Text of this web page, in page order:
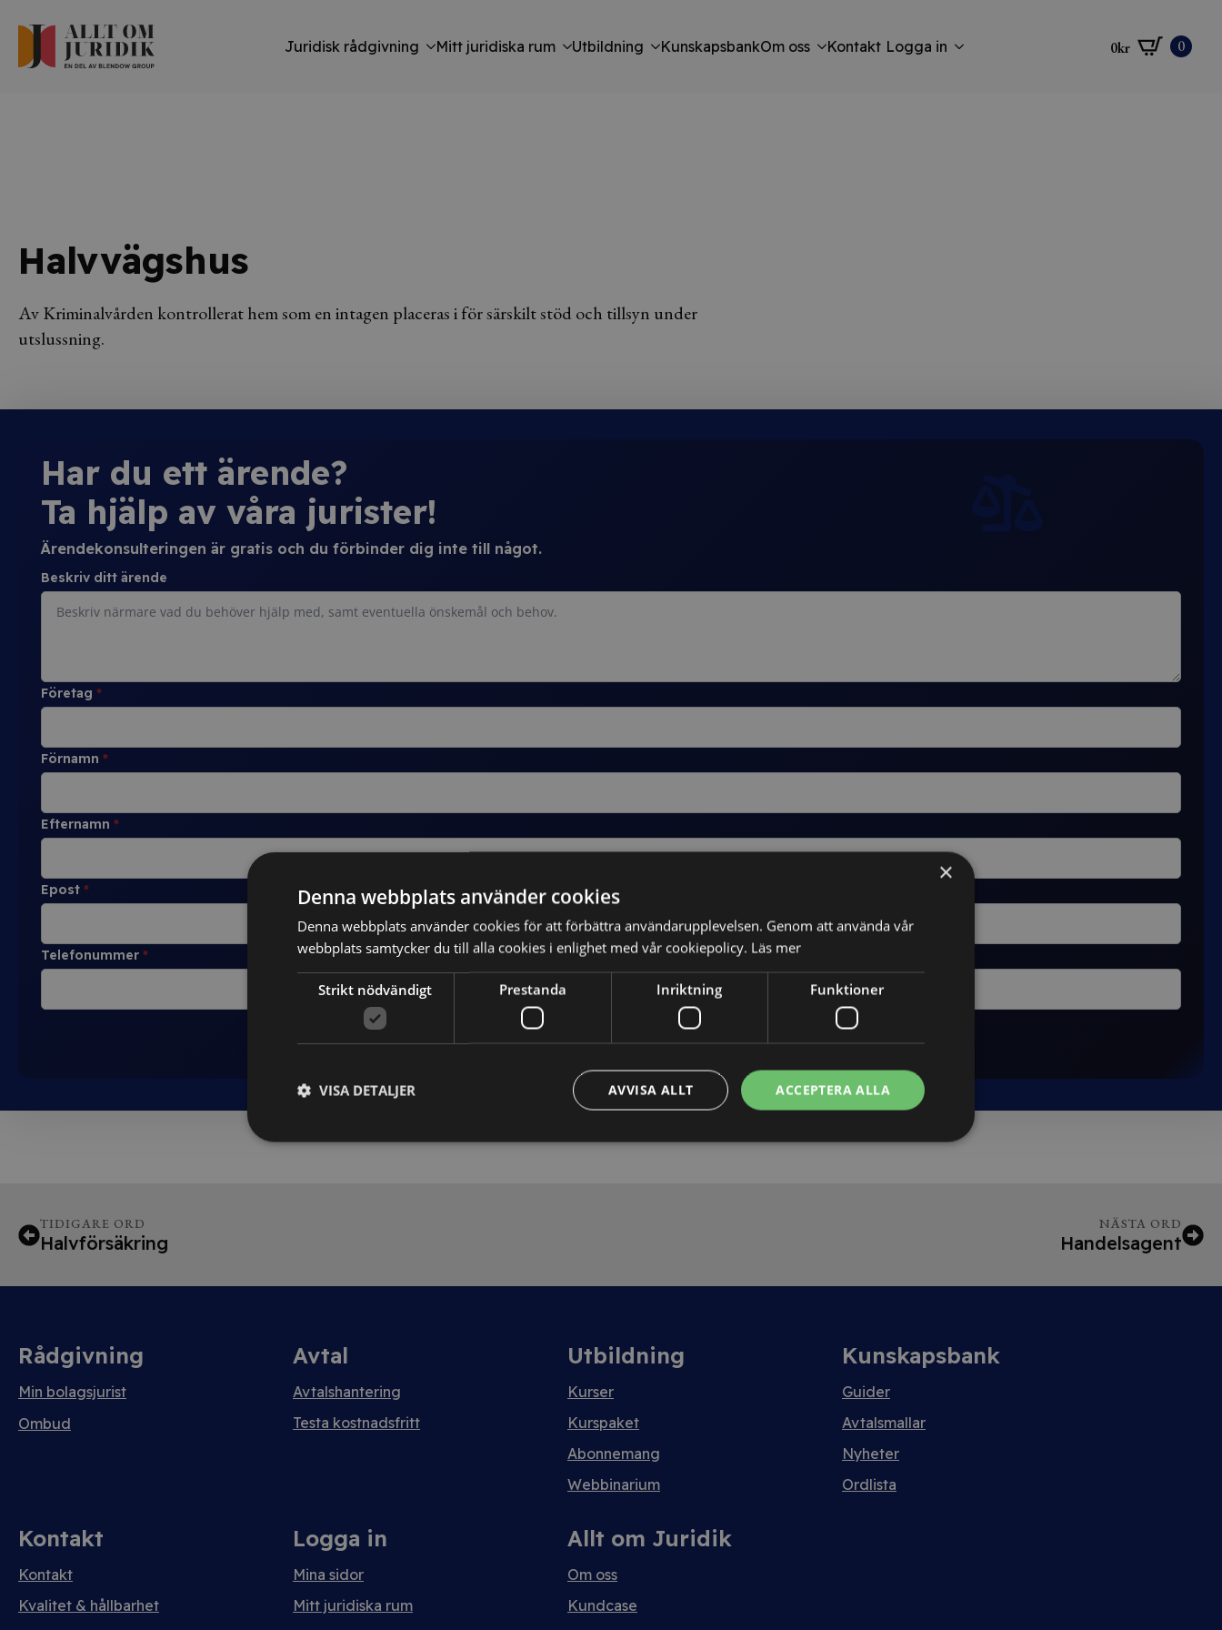
Juridisk rådgivning Mitt juridiska rum Utbildning KunskapsbankOm oss Kontakt Logga in 0kr 0
Halvvägshus
Av Kriminalvården kontrollerat hem som en intagen placeras i för särskilt stöd och tillsyn under
utslussning.
Har du ett ärende?
Ta hjälp av våra jurister!
Ärendekonsulteringen är gratis och du förbinder dig inte till något.
Beskriv ditt ärende
Företag *
Förnamn *
Efternamn *
Epost *
Telefonummer *
TIDIGARE ORD
Halvförsäkring
NÄSTA ORD
Handelsagent
Rådgivning
Min bolagsjurist
Ombud
Avtal
Avtalshantering
Testa kostnadsfritt
Utbildning
Kurser
Kurspaket
Abonnemang
Webbinarium
Kunskapsbank
Guider
Avtalsmallar
Nyheter
Ordlista
Kontakt
Kontakt
Kvalitet & hållbarhet
Logga in
Mina sidor
Mitt juridiska rum
Allt om Juridik
Om oss
Kundcase
×
Denna webbplats använder cookies
Denna webbplats använder cookies för att förbättra användarupplevelsen. Genom att använda vår
webbplats samtycker du till alla cookies i enlighet med vår cookiepolicy. Läs mer
Strikt nödvändigt Prestanda Inriktning Funktioner
ACCEPTERA ALLA
AVVISA ALLT
VISA DETALJER